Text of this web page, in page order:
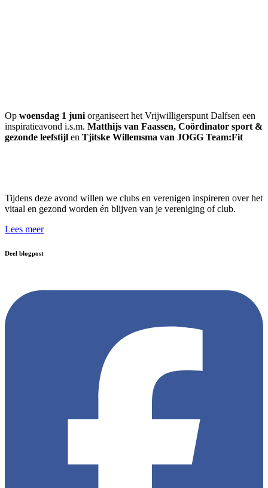
Op woensdag 1 juni organiseert het Vrijwilligerspunt Dalfsen een
inspiratieavond i.s.m. Matthijs van Faassen, Coördinator sport &
gezonde leefstijl en Tjitske Willemsma van JOGG Team:Fit
Tijdens deze avond willen we clubs en verenigen inspireren over het
vitaal en gezond worden én blijven van je vereniging of club.
Lees meer
Deel blogpost